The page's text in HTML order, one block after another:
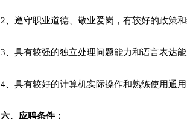
2、遵守职业道德、敬业爱岗，有较好的政策
3、具有较强的独立处理问题能力和语言表达
4、具有较好的计算机实际操作和熟练使用通用
六、应聘条件：